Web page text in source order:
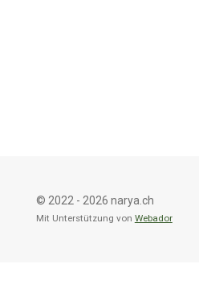
© 2022 - 2026 narya.ch
Mit Unterstützung von Webador